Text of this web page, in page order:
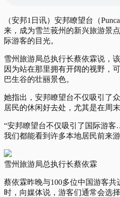
（安邦1日讯）安邦瞭望台（
来，成为雪兰莪州的新兴旅游景
际游客的目光。
雪州旅游局总执行长蔡依霖说，
因为站在那里拥有开阔的视野，
巴生谷的壮丽景色。
她指出，安邦瞭望台不仅吸引了
居民的休闲好去处，尤其是在周末
“安邦瞭望台不仅吸引了国际游
我们都能看到许多本地居民前来
雪州旅游局总执行长蔡依霖
蔡依霖昨晚与100多位中国游客
时，向媒体说，游客们通常会选